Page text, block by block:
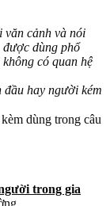
văn cảnh và nói
dùng phổ
có quan hệ
hay người kém
dùng trong câu
trong gia